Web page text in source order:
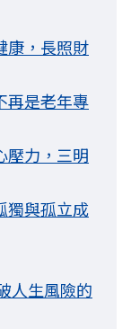
康，長照財
再是老年專
壓力，三明
獨與孤立成
人生風險的